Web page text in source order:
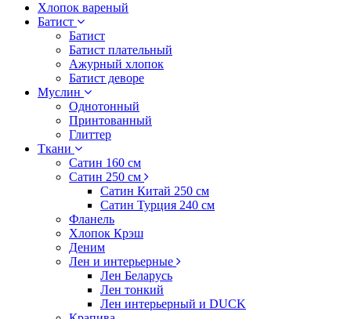
Хлопок вареный
Батист
Батист
Батист плательный
Ажурный хлопок
Батист деворе
Муслин
Однотонный
Принтованный
Глиттер
Ткани
Сатин 160 см
Сатин 250 см
Сатин Китай 250 см
Сатин Турция 240 см
Фланель
Хлопок Крэш
Деним
Лен и интерьерные
Лен Беларусь
Лен тонкий
Лен интерьерный и DUCK